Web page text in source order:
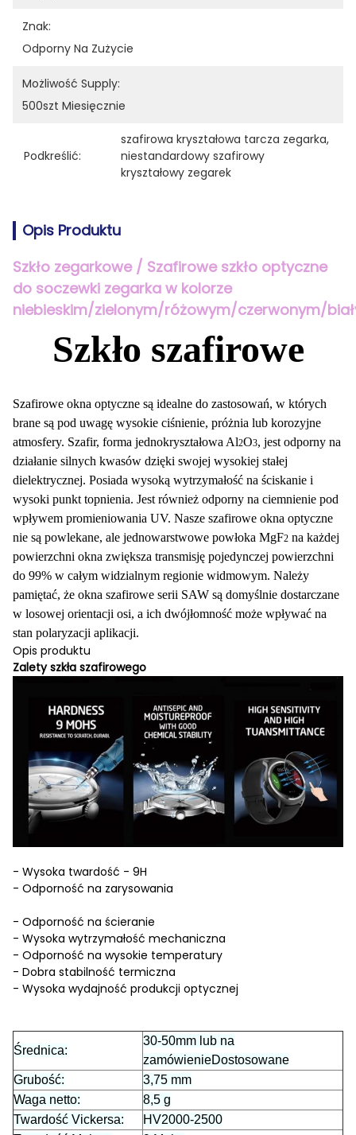
Znak:
Odporny Na Zużycie
Możliwość Supply:
500szt Miesięcznie
Podkreślić:
szafirowa kryształowa tarcza zegarka,
niestandardowy szafirowy
kryształowy zegarek
Opis Produktu
Szkło zegarkowe / Szafirowe szkło optyczne
do soczewki zegarka w kolorze
niebieskim/zielonym/różowym/czerwonym/
Szkło szafirowe
Szafirowe okna optyczne są idealne do zastosowań, w których
brane są pod uwagę wysokie ciśnienie, próżnia lub korozyjne
atmosfery. Szafir, forma jednokryształowa Al2O3, jest odporny na
działanie silnych kwasów dzięki swojej wysokiej stałej
dielektrycznej. Posiada wysoką wytrzymałość na ściskanie i
wysoki punkt topnienia. Jest również odporny na ciemnienie pod
wpływem promieniowania UV. Nasze szafirowe okna optyczne
nie są powlekane, ale jednowarstwowe powłoka MgF2 na każdej
powierzchni okna zwiększa transmisję pojedynczej powierzchni
do 99% w całym widzialnym regionie widmowym. Należy
pamiętać, że okna szafirowe serii SAW są domyślnie dostarczane
w losowej orientacji osi, a ich dwójłomność może wpływać na
stan polaryzacji aplikacji.
Opis produktu
Zalety szkła szafirowego
- Wysoka twardość - 9H
- Odporność na zarysowania
- Odporność na ścieranie
- Wysoka wytrzymałość mechaniczna
- Odporność na wysokie temperatury
- Dobra stabilność termiczna
- Wysoka wydajność produkcji optycznej
Średnica:
30-50mm lub na
zamówienieDostosowane
Grubość:
3,75 mm
Waga netto:
8,5 g
Twardość Vickersa:
HV2000-2500